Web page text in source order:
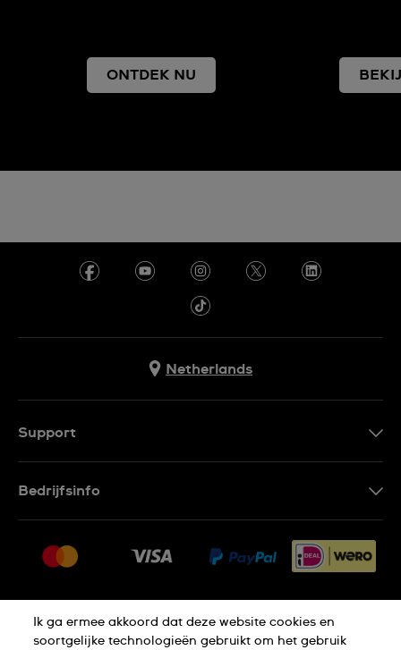
ONTDEK NU
Netherlands
Support
FAQ
Retouren
Verkoopvoorwaarden
Annulering van de overeenkomst
Bedrijfsinfo
Vacatures
Thuiswinkel certificaat
Ik ga ermee akkoord dat deze website cookies en
soortgelijke technologieën gebruikt om het gebruik